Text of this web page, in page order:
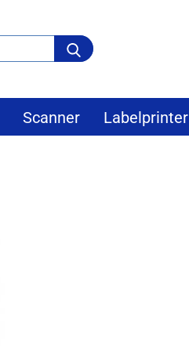
Suche...
Scanner Labelprinter